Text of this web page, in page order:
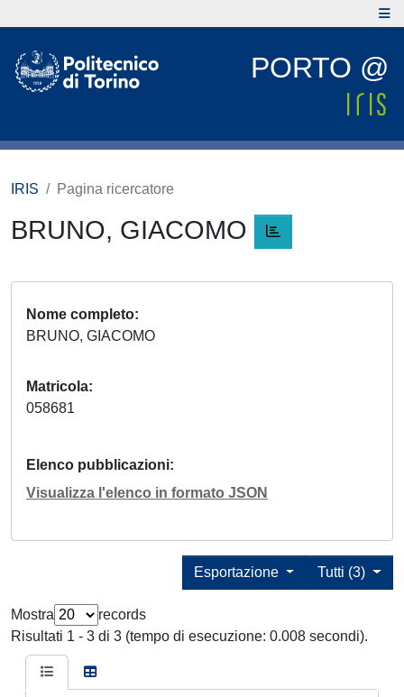
PORTO @
IRIS Pagina ricercatore
BRUNO, GIACOMO
Nome completo
BRUNO, GIACOMO
Matricola
058681
Elenco pubblicazioni
Visualizza l'elenco in formato JSON
Tutti (3)
Esportazione
Mostra
records
Risultati 1 - 3 di 3 (tempo di esecuzione: 0.008 secondi).